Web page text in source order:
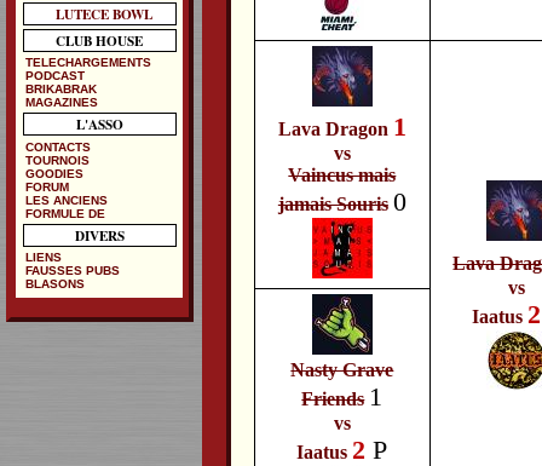
Lava Dragon 1
vs
Vaincus mais
jamais Souris 0
Lava
vs
Iaatus
Nasty Grave
Friends 1
vs
Iaatus 2P
LUTECE BOWL
CLUB HOUSE
TELECHARGEMENTS
PODCAST
BRIKABRAK
MAGAZINES
L'ASSO
CONTACTS
TOURNOIS
GOODIES
FORUM
LES ANCIENS
FORMULE DE
DIVERS
LIENS
FAUSSES PUBS
BLASONS